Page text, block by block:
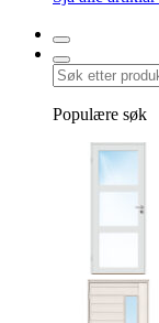
Populære søk